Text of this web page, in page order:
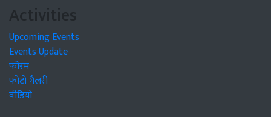
Activities
Upcoming Events
Events Update
फोरम
फोटो गैलरी
वीडियो